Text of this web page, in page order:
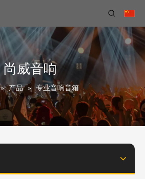
尚威音响
» 产品 » 专业音响音箱